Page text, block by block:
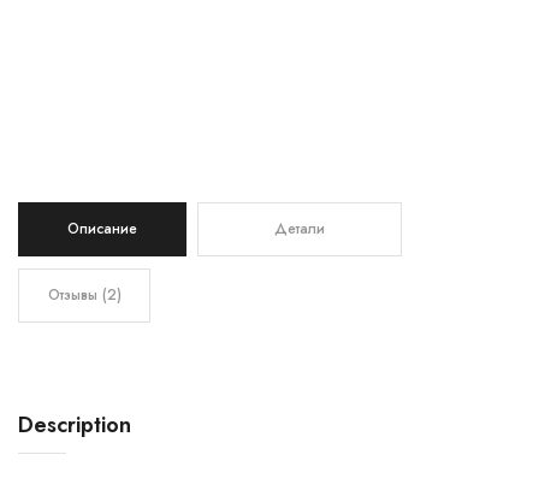
Описание Детали
Отзывы (2)
Description